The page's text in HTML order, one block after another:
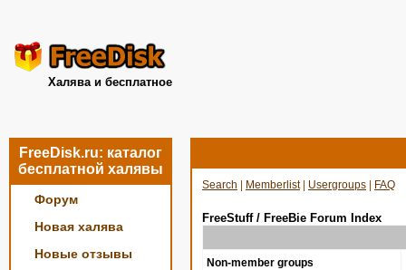
Халява и бесплатное
FreeDisk.ru: каталог
бесплатной халявы
Форум
Новая халява
Новые отзывы
Search Memberlist| Usergroups FAQ
FreeStuff / FreeBie Forum Index
Non-member groups